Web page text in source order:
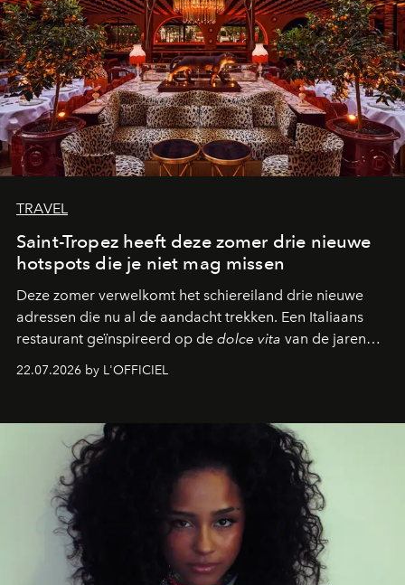
TRAVEL
Saint-Tropez heeft deze zomer drie nieuwe
hotspots die je niet mag missen
Deze zomer verwelkomt het schiereiland drie nieuwe
adressen die nu al de aandacht trekken. Een Italiaans
restaurant geïnspireerd op de dolce vita van de jaren
verandert in een bruisende ontmoetingsplek en de
neerstrijkt in Saint-Tropez. Dit zijn de nieuwe adressen
die deze zomer de toon zetten, van lange lunches tot
zwoele nachten.
22.07.2026 by L'OFFICIEL